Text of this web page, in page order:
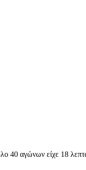
40 αγώνων είχε 18